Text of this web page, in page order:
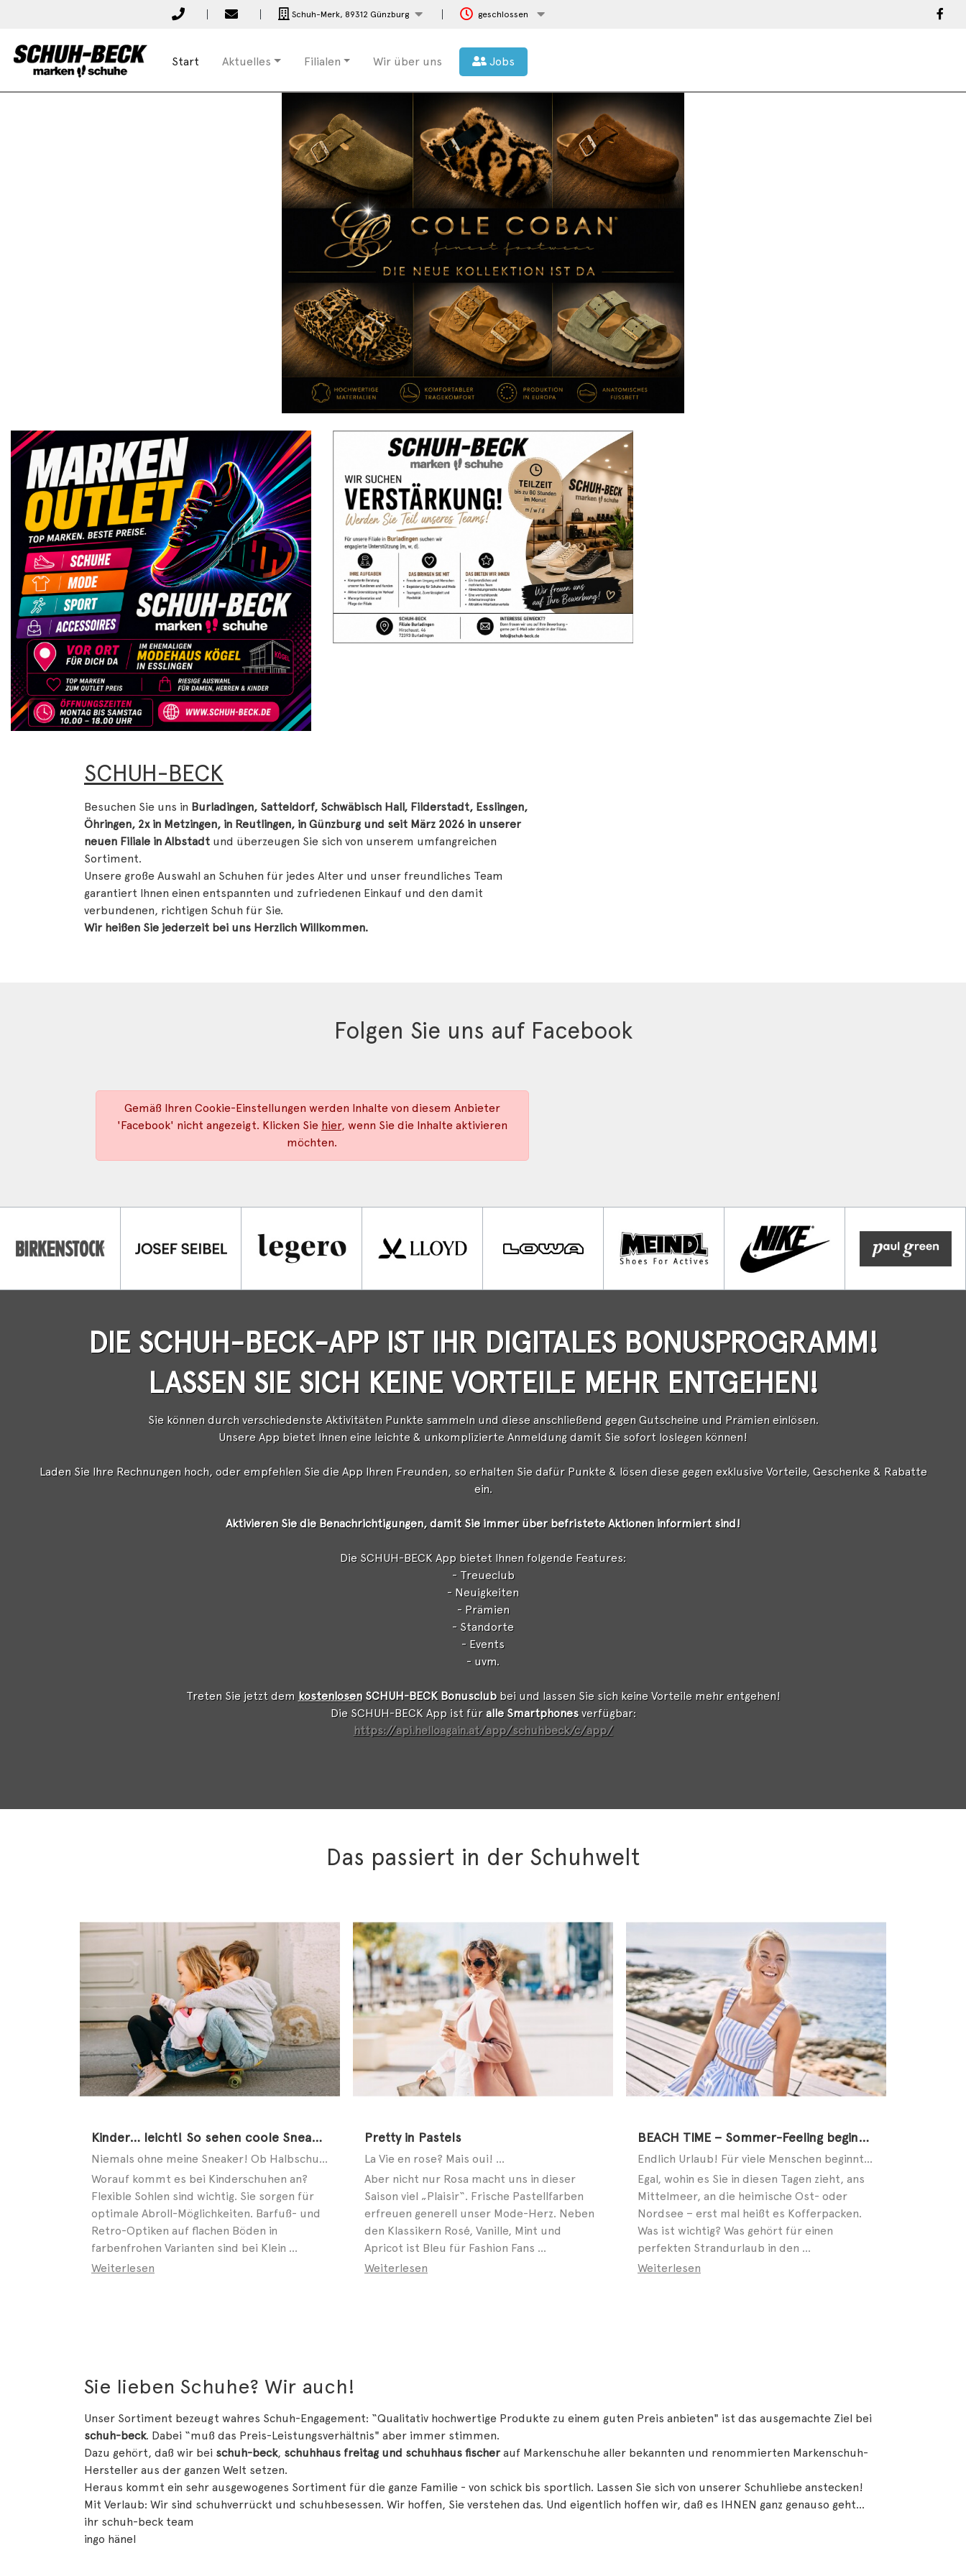
Schuh-Merk, 89312 Günzburg geschlossen
Start Aktuelles Filialen Wir über uns Jobs
SCHUH-BECK
Besuchen Sie uns in Burladingen, Satteldorf, Schwäbisch Hall, Filderstadt, Esslingen,
Öhringen, 2x in Metzingen, in Reutlingen, in Günzburg und seit März 2026 in unserer
neuen Filiale in Albstadt und überzeugen Sie sich von unserem umfangreichen
Sortiment.
Unsere große Auswahl an Schuhen für jedes Alter und unser freundliches Team
garantiert Ihnen einen entspannten und zufriedenen Einkauf und den damit
verbundenen, richtigen Schuh für Sie.
Wir heißen Sie jederzeit bei uns Herzlich Willkommen.
Folgen Sie uns auf Facebook
Gemäß Ihren Cookie-Einstellungen werden Inhalte von diesem Anbieter
'Facebook' nicht angezeigt. Klicken Sie hier, wenn Sie die Inhalte aktivieren
möchten.
DIE SCHUH-BECK-APP IST IHR DIGITALES BONUSPROGRAMM!
LASSEN SIE SICH KEINE VORTEILE MEHR ENTGEHEN!
Sie können durch verschiedenste Aktivitäten Punkte sammeln und diese anschließend gegen Gutscheine und Prämien einlösen.
Unsere App bietet Ihnen eine leichte & unkomplizierte Anmeldung damit Sie sofort loslegen können!
Laden Sie Ihre Rechnungen hoch, oder empfehlen Sie die App Ihren Freunden, so erhalten Sie dafür Punkte & lösen diese gegen exklusive Vorteile, Geschenke & Rabatte
ein.
Aktivieren Sie die Benachrichtigungen, damit Sie immer über befristete Aktionen informiert sind!
Die SCHUH-BECK App bietet Ihnen folgende Features:
- Treueclub
- Neuigkeiten
- Prämien
- Standorte
- Events
- uvm.
Treten Sie jetzt dem kostenlosenSCHUH-BECK Bonusclubbei und lassen Sie sich keine Vorteile mehr entgehen!
Die SCHUH-BECK App ist füralle Smartphonesverfügbar:
https://api.helloagain.at/app/schuhbeck/c/app/
Das passiert in der Schuhwelt
Kinder… leicht! So sehen coole Sneaker aus!
Niemals ohne meine Sneaker! Ob Halbschuh, Mid Cut oder Slip-on – auch bei modebewussten Kids geht ...
Worauf kommt es bei Kinderschuhen an?
Flexible Sohlen sind wichtig. Sie sorgen für
optimale Abroll-Möglichkeiten. Barfuß- und
Retro-Optiken auf flachen Böden in
farbenfrohen Varianten sind bei Klein ...
Weiterlesen
Pretty in Pastels
La Vie en rose? Mais oui! ...
Aber nicht nur Rosa macht uns in dieser
Saison viel „Plaisir“. Frische Pastellfarben
erfreuen generell unser Mode-Herz. Neben
den Klassikern Rosé, Vanille, Mint und
Apricot ist Bleu für Fashion Fans ...
Weiterlesen
BEACH TIME – Sommer-Feeling beginnt an den Füßen
Endlich Urlaub! Für viele Menschen beginnt in diesen Tagen die schönste Zeit des Jahres. Ob allein, ...
Egal, wohin es Sie in diesen Tagen zieht, ans
Mittelmeer, an die heimische Ost- oder
Nordsee – erst mal heißt es Kofferpacken.
Was ist wichtig? Was gehört für einen
perfekten Strandurlaub in den ...
Weiterlesen
Sie lieben Schuhe? Wir auch!
Unser Sortiment bezeugt wahres Schuh-Engagement: “Qualitativ hochwertige Produkte zu einem guten Preis anbieten" ist das ausgemachte Ziel bei
schuh-beck. Dabei “muß das Preis-Leistungsverhältnis" aber immer stimmen.
Dazu gehört, daß wir bei schuh-beck, schuhhaus freitag und schuhhaus fischer auf Markenschuhe aller bekannten und renommierten Markenschuh-
Hersteller aus der ganzen Welt setzen.
Heraus kommt ein sehr ausgewogenes Sortiment für die ganze Familie - von schick bis sportlich. Lassen Sie sich von unserer Schuhliebe anstecken!
Mit Verlaub: Wir sind schuhverrückt und schuhbesessen. Wir hoffen, Sie verstehen das. Und eigentlich hoffen wir, daß es IHNEN ganz genauso geht...
ihr schuh-beck team
ingo hänel